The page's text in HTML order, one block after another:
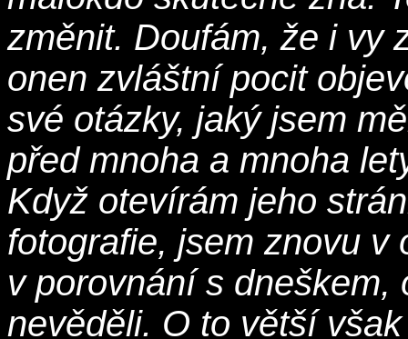
změnit. Doufám, že i vy
onen zvláštní pocit
své otázky, jaký jsem
před mnoha a mnoha
Když otevírám jeho
fotografie, jsem znovu v
v porovnání s dneškem,
nevěděli. O to větší